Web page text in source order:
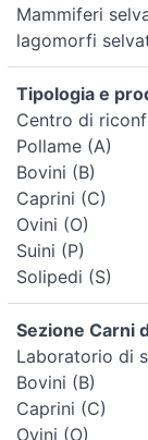
Mammiferi
lagomorfi
Tipologia e
Centro di
Pollame (A)
Bovini (B)
Caprini (C)
Ovini (O)
Suini (P)
Solipedi (S)
Sezione Carni
Laboratorio di
Bovini (B)
Caprini (C)
Ovini (O)